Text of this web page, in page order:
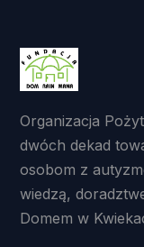
Organizacja
dwóch dekad
osobom z
wiedzą,
Domem w